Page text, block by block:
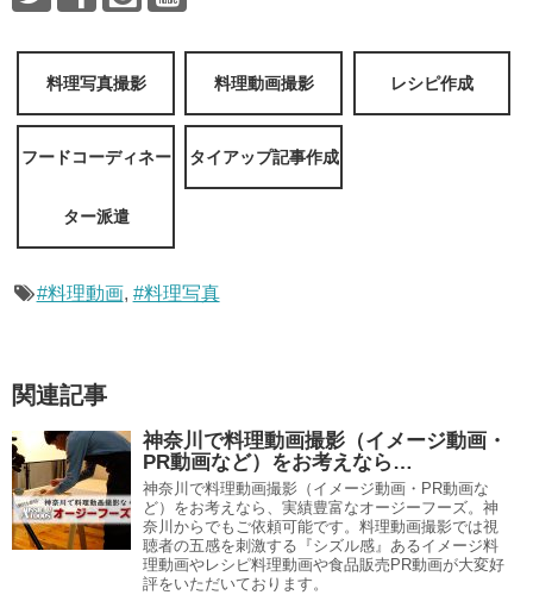
料理写真撮影 料理動画撮影 レシピ作成
フードコーディネー
ター派遣
タイアップ記事作成
#料理動画, #料理写真
関連記事
神奈川で料理動画撮影（イメージ動画・
PR動画など）をお考えなら…
神奈川で料理動画撮影（イメージ動画・PR動画な
ど）をお考えなら、実績豊富なオージーフーズ。神
奈川からでもご依頼可能です。料理動画撮影では視
聴者の五感を刺激する『シズル感』あるイメージ料
理動画やレシピ料理動画や食品販売PR動画が大変好
評をいただいております。